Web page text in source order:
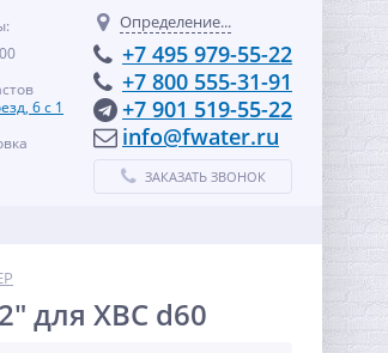
6 с 1
Определение...
+7 495 979-55-22
+7 800 555-31-91
+7 901 519-55-22
info@fwater.ru
ЗАКАЗАТЬ ЗВОНОК
для ХВС d60